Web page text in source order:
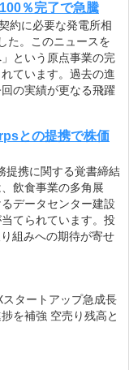
％完了で急騰
約に必要な発電所相
た。このニュースを
という原点事業の完
ています。過去の進
の実績が更なる飛躍
との提携で株価
提携に関する覚書締結
飲食事業の多角展
データセンター建設
てられています。投
組みへの期待が寄せ
タートアップ急成長
を補強 空売り残高と